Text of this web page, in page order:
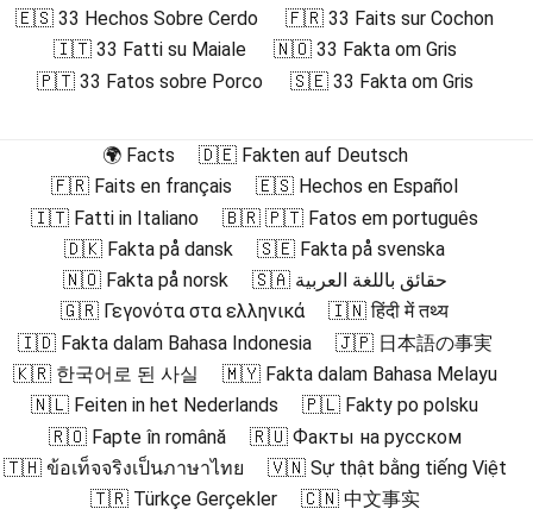
🇪🇸 33 Hechos Sobre Cerdo
🇫🇷 33 Faits sur Cochon
🇮🇹 33 Fatti su Maiale
🇳🇴 33 Fakta om Gris
🇵🇹 33 Fatos sobre Porco
🇸🇪 33 Fakta om Gris
🌍 Facts
🇩🇪 Fakten auf Deutsch
🇫🇷 Faits en français
🇪🇸 Hechos en Español
🇮🇹 Fatti in Italiano
🇧🇷 🇵🇹 Fatos em português
🇩🇰 Fakta på dansk
🇸🇪 Fakta på svenska
🇳🇴 Fakta på norsk
🇸🇦 حقائق باللغة العربية
🇬🇷 Γεγονότα στα ελληνικά
🇮🇳 हिंदी में तथ्य
🇮🇩 Fakta dalam Bahasa Indonesia
🇯🇵 日本語の事実
🇰🇷 한국어로 된 사실
🇲🇾 Fakta dalam Bahasa Melayu
🇳🇱 Feiten in het Nederlands
🇵🇱 Fakty po polsku
🇷🇴 Fapte în română
🇷🇺 Факты на русском
🇹🇭 ข้อเท็จจริงเป็นภาษาไทย
🇻🇳 Sự thật bằng tiếng Việt
🇹🇷 Türkçe Gerçekler
🇨🇳 中文事实